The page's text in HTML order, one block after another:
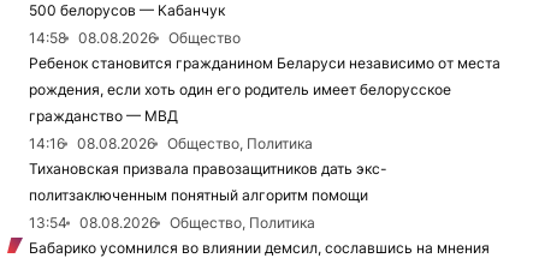
500 белорусов — Кабанчук
14:58
08.08.2026
Общество
Ребенок становится гражданином Беларуси независимо от места
рождения, если хоть один его родитель имеет белорусское
гражданство — МВД
14:16
08.08.2026
Общество, Политика
Тихановская призвала правозащитников дать экс-
политзаключенным понятный алгоритм помощи
13:54
08.08.2026
Общество, Политика
Бабарико усомнился во влиянии демсил, сославшись на мнения